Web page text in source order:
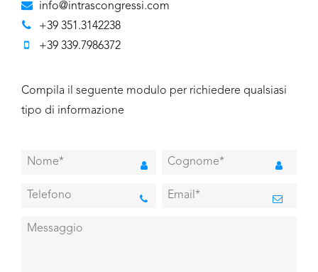
info@intrascongressi.com
+39 351.3142238
+39 339.7986372
Compila il seguente modulo per richiedere qualsiasi
tipo di informazione